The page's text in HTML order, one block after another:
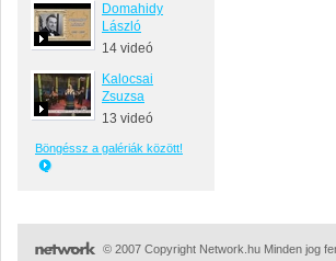
Domahidy
László
14 videó
Kalocsai
Zsuzsa
13 videó
Böngéssz a galériák között!
© 2007 Copyright Network.hu Minden jog